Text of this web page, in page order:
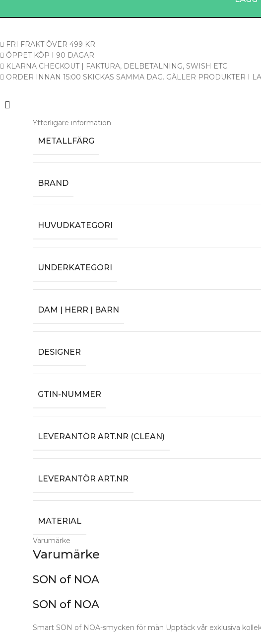
FRI FRAKT ÖVER 499 KR
ÖPPET KÖP I 90 DAGAR
KLARNA CHECKOUT | FAKTURA, DELBETALNING, SWISH ETC.
ORDER INNAN 15:00 SKICKAS SAMMA DAG. GÄLLER PRODUKTER I
Ytterligare information
METALLFÄRG
BRAND
HUVUDKATEGORI
UNDERKATEGORI
DAM | HERR | BARN
DESIGNER
GTIN-NUMMER
LEVERANTÖR ART.NR (CLEAN)
LEVERANTÖR ART.NR
MATERIAL
Varumärke
Varumärke
SON of NOA
SON of NOA
Smart SON of NOA-smycken för män Upptäck vår exklusiva